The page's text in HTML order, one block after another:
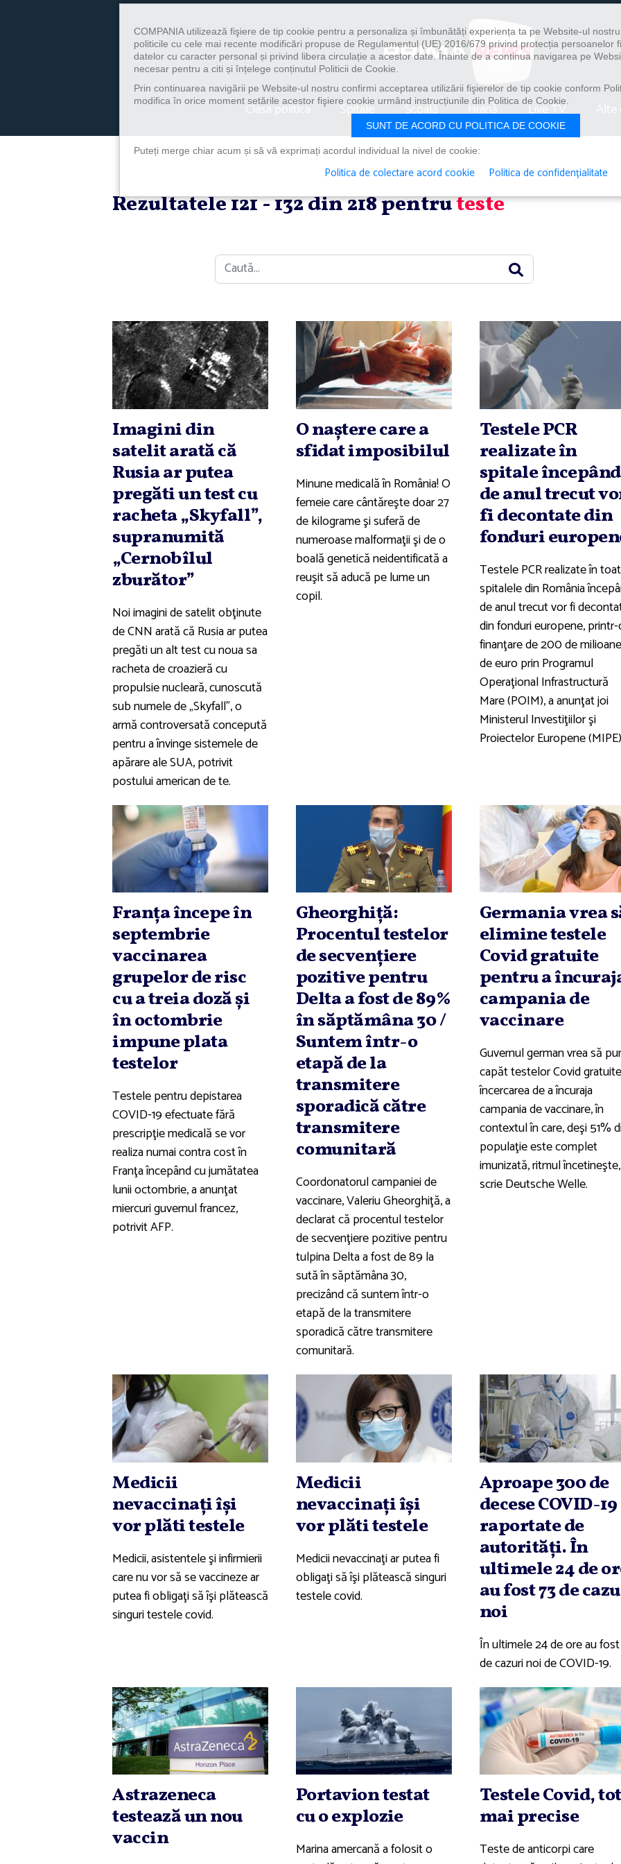
Clasa politica Spitale Școală Hrană Live TV
Rezultatele 121 - 132 din 218 pentruteste
Caută
Imagini din
satelit arată că
Rusia ar putea
pregăti un test cu
racheta „Skyfall”,
supranumită
„Cernobîlul
zburător”
Noi imagini de satelit obţinute
de CNN arată că Rusia ar putea
pregăti un alt test cu noua sa
racheta de croazieră cu
propulsie nucleară, cunoscută
sub numele de „Skyfall”, o
armă controversată concepută
pentru a învinge sistemele de
apărare ale SUA, potrivit
postului american de te.
O naştere care a
sfidat imposibilul
Minune medicală în România! O
femeie care cântăreşte doar 27
de kilograme şi suferă de
numeroase malformaţii şi de o
boală genetică neidentificată a
reuşit să aducă pe lume un
copil.
Testele PCR
realizate în
spitale începând
de anul trecut
fi decontate din
fonduri
Testele PCR realizate în
spitalele din România
de anul trecut vor fi
din fonduri europene,
finanţare de 200 de milioane
de euro prin Programul
Operaţional Infrastructură
Mare (POIM), a anunţat joi
Ministerul Investiţiilor şi
Proiectelor Europene
Franţa începe în
septembrie
vaccinarea
grupelor de risc
cu a treia doză şi
în octombrie
impune plata
testelor
Testele pentru depistarea
COVID-19 efectuate fără
prescripţie medicală se vor
realiza numai contra cost în
Franţa începând cu jumătatea
lunii octombrie, a anunţat
miercuri guvernul francez,
potrivit AFP.
Gheorghiţă:
Procentul testelor
de secvenţiere
pozitive pentru
Delta a fost de 89%
în săptămâna 30 /
Suntem într-o
etapă de la
transmitere
sporadică către
transmitere
comunitară
Coordonatorul campaniei de
vaccinare, Valeriu Gheorghiţă, a
declarat că procentul testelor
de secvenţiere pozitive pentru
tulpina Delta a fost de 89 la
sută în săptămâna 30,
precizând că suntem într-o
etapă de la transmitere
sporadică către transmitere
comunitară.
Germania vrea
elimine testele
Covid gratuite
pentru a
campania de
vaccinare
Guvernul german vrea să
capăt testelor Covid
încercarea de a încuraja
campania de vaccinare, în
contextul în care, deşi 51%
populaţie este complet
imunizată, ritmul încetineşte,
scrie Deutsche Welle.
Medicii
nevaccinaţi îşi
vor plăti testele
Medicii, asistentele şi infirmierii
care nu vor să se vaccineze ar
putea fi obligaţi să îşi plătească
singuri testele covid.
Medicii
nevaccinaţi îşi
vor plăti testele
Medicii nevaccinaţi ar putea fi
obligaţi să îşi plătească singuri
testele covid.
Aproape 300 de
decese COVID-19
raportate de
autorităţi. În
ultimele 24 de
au fost 73 de
noi
În ultimele 24 de ore au
de cazuri noi de COVID-19.
Astrazeneca
testează un nou
vaccin
Portavion testat
cu o explozie
Marina amercană a folosit o
Testele Covid, tot
mai precise
Teste de anticorpi care
COMPANIA utilizează fişiere de tip cookie pentru a personaliza și îmbunătăți experiența ta pe Website-ul
politicile cu cele mai recente modificări propuse de Regulamentul (UE) 2016/679 privind protecția persoanelor
datelor cu caracter personal și privind libera circulație a acestor date. Înainte de a continua navigarea pe
necesar pentru a citi și înțelege conținutul Politicii de Cookie.
Prin continuarea navigării pe Website-ul nostru confirmi acceptarea utilizării fişierelor de tip cookie conform
modifica în orice moment setările acestor fişiere cookie urmând instrucțiunile din Politica de Cookie.
SUNT DE ACORD CU POLITICA DE COOKIE
Puteți merge chiar acum și să vă exprimați acordul individual la nivel de cookie:
Politica de colectare acord cookie Politica de confidențialitate